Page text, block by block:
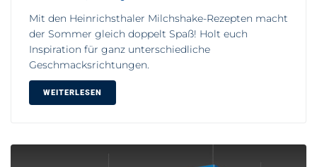
Mit den Heinrichsthaler Milchshake-Rezepten macht
der Sommer gleich doppelt Spaß! Holt euch
Inspiration für ganz unterschiedliche
Geschmacksrichtungen.
WEITERLESEN